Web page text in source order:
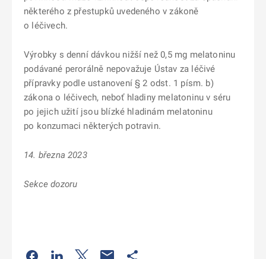
některého z přestupků uvedeného v zákoně
o léčivech.
Výrobky s denní dávkou nižší než 0,5 mg melatoninu
podávané perorálně nepovažuje Ústav za léčivé
přípravky podle ustanovení § 2 odst. 1 písm. b)
zákona o léčivech, neboť hladiny melatoninu v séru
po jejich užití jsou blízké hladinám melatoninu
po konzumaci některých potravin.
14. března 2023
Sekce dozoru
Odkaz se otevře na nové kartě
Odkaz se otevře na nové kartě
Odkaz se otevře na nové kartě